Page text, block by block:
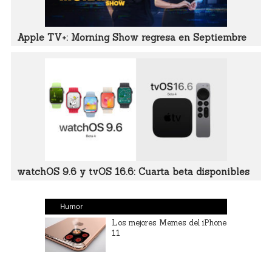
Apple TV+: Morning Show regresa en Septiembre
watchOS 9.6 y tvOS 16.6: Cuarta beta disponibles
Humor
Los mejores Memes del iPhone
11